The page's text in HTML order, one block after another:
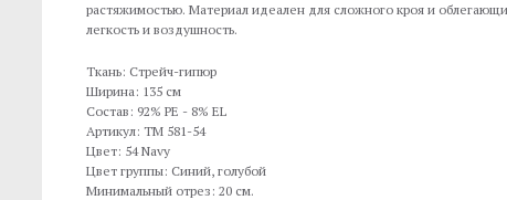
растяжимостью. Материал идеален для сложного кроя и
легкость и воздушность.
Ткань: Стрейч-гипюр
Ширина: 135 см
Состав: 92% PE - 8% EL
Артикул: TM 581-54
Цвет: 54 Navy
Цвет группы: Синий, голубой
Минимальный отрез: 20 см.